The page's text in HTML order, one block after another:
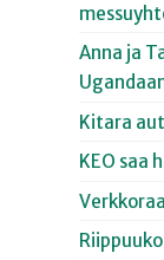
Anna ja
Kitara
KEO saa